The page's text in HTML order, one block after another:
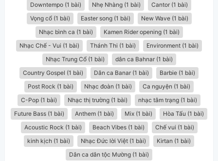
Downtempo (1 bài)
Nhẹ Nhàng (1 bài)
Cantor (1 bài)
Vọng cổ (1 bài)
Easter song (1 bài)
New Wave (1 bài)
Nhạc bình ca (1 bài)
Kamen Rider opening (1 bài)
Nhạc Chế - Vui (1 bài)
Thánh Thi (1 bài)
Environment (1 bài)
Nhạc Trung Cổ (1 bài)
dân ca Bahnar (1 bài)
Country Gospel (1 bài)
Dân ca Banar (1 bài)
Barbie (1 bài)
Post Rock (1 bài)
Nhạc đoàn (1 bài)
Ca nguyện (1 bài)
C-Pop (1 bài)
Nhạc thị trường (1 bài)
nhạc tâm trạng (1 bài)
Future Bass (1 bài)
Anthem (1 bài) Mix (1 bài)
Hòa Tấu (1 bài)
Acoustic Rock (1 bài)
Beach Vibes (1 bài)
Chế vui (1 bài)
kinh kịch (1 bài)
Nhạc Đức lời Việt (1 bài)
Kirtan (1 bài)
Dân ca dân tộc Mường (1 bài)